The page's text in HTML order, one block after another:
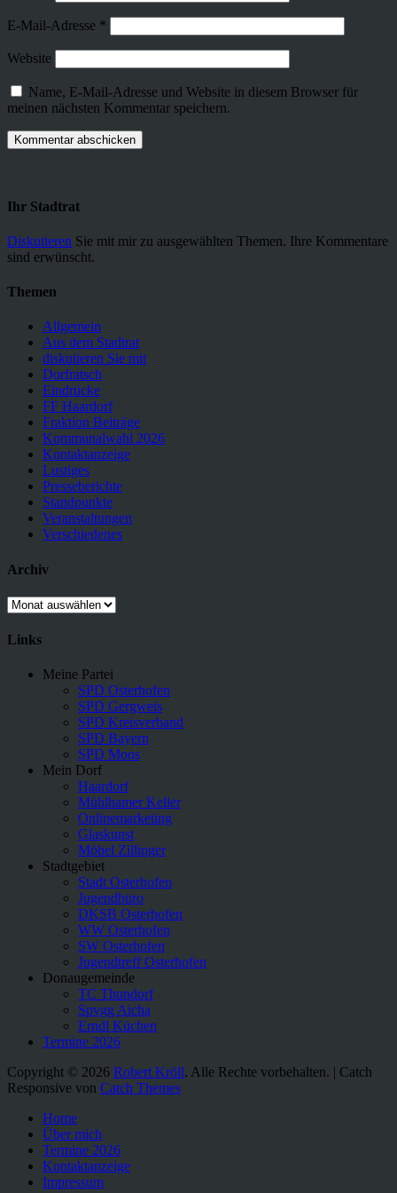
E-Mail-Adresse *
Website
Name, E-Mail-Adresse und Website in diesem Browser für
meinen nächsten Kommentar speichern.
Ihr Stadtrat
Diskutieren Sie mit mir zu ausgewählten Themen. Ihre Kommentare
sind erwünscht.
Themen
Allgemein
Aus dem Stadtrat
diskutieren Sie mit
Dorfratsch
Eindrücke
FF Haardorf
Fraktion Beiträge
Kommunalwahl 2026
Kontaktanzeige
Lustiges
Presseberichte
Standpunkte
Veranstaltungen
Verschiedenes
Archiv
Archiv
Links
Meine Partei
SPD Osterhofen
SPD Gergweis
SPD Kreisverband
SPD Bayern
SPD Moos
Mein Dorf
Haardorf
Mühlhamer Keller
Onlinemarketing
Glaskunst
Möbel Zillinger
Stadtgebiet
Stadt Osterhofen
Jugendbüro
DKSB Osterhofen
WW Osterhofen
SW Osterhofen
Jugendtreff Osterhofen
Donaugemeinde
TC Thundorf
Spvgg Aicha
Erndl Küchen
Termine 2026
Copyright © 2026 Robert Kröll. Alle Rechte vorbehalten. | Catch
Responsive von Catch Themes
oben
scrollen
Home
Über mich
Termine 2026
Kontaktanzeige
Impressum